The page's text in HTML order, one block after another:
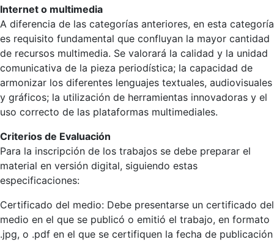
Internet o multimedia
A diferencia de las categorías anteriores, en esta categoría
es requisito fundamental que confluyan la mayor cantidad
de recursos multimedia. Se valorará la calidad y la unidad
comunicativa de la pieza periodística; la capacidad de
armonizar los diferentes lenguajes textuales, audiovisuales
y gráficos; la utilización de herramientas innovadoras y el
uso correcto de las plataformas multimediales.
Criterios de Evaluación
Para la inscripción de los trabajos se debe preparar el
material en versión digital, siguiendo estas
especificaciones:
Certificado del medio: Debe presentarse un certificado del
medio en el que se publicó o emitió el trabajo, en formato
.jpg, o .pdf en el que se certifiquen la fecha de publicación